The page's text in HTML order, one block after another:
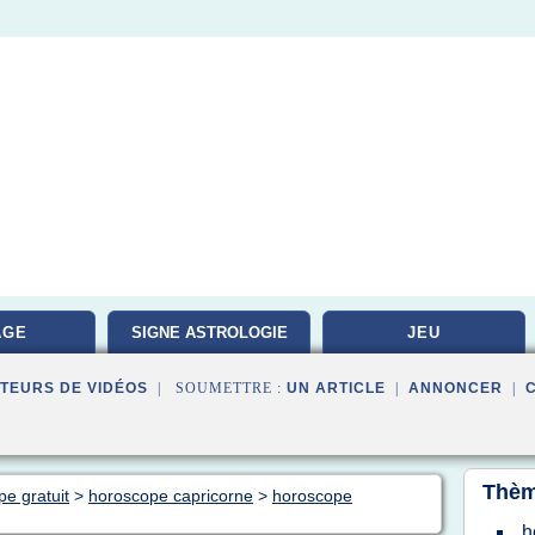
SIGNE ASTROLOGIE JEU
DE VIDÉOS | SOUMETTRE : UN ARTICLE ANNONCER
gratuit > horoscope capricorne > horoscope